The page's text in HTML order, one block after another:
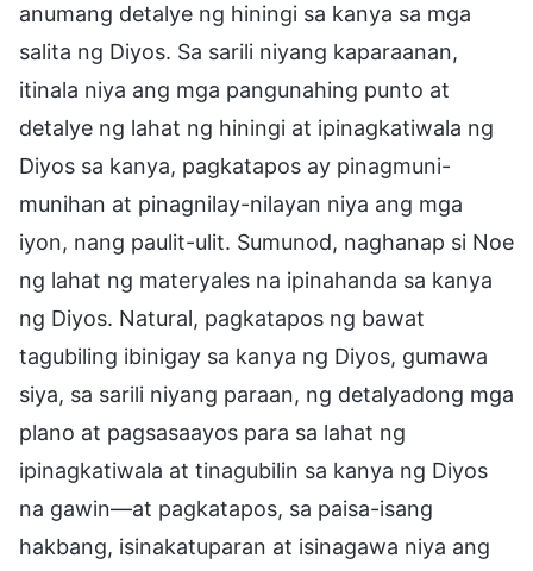
anumang detalye ng hiningi sa kanya sa mga
salita ng Diyos. Sa sarili niyang kaparaanan,
itinala niya ang mga pangunahing punto at
detalye ng lahat ng hiningi at ipinagkatiwala ng
Diyos sa kanya, pagkatapos ay pinagmuni-
munihan at pinagnilay-nilayan niya ang mga
iyon, nang paulit-ulit. Sumunod, naghanap si Noe
ng lahat ng materyales na ipinahanda sa kanya
ng Diyos. Natural, pagkatapos ng bawat
tagubiling ibinigay sa kanya ng Diyos, gumawa
siya, sa sarili niyang paraan, ng detalyadong mga
plano at pagsasaayos para sa lahat ng
ipinagkatiwala at tinagubilin sa kanya ng Diyos
na gawin—at pagkatapos, sa paisa-isang
hakbang, isinakatuparan at isinagawa niya ang